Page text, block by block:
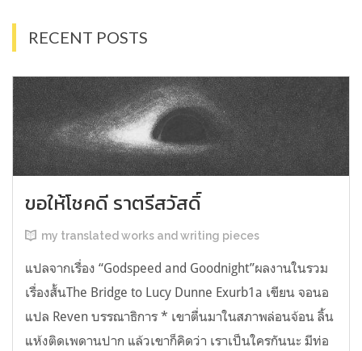
RECENT POSTS
ขอให้โชคดี ราตรีสวัสดิ์
my translated works and writing pieces
แปลจากเรื่อง “Godspeed and Goodnight”ผลงานในรวม
เรื่องสั้นThe Bridge to Lucy Dunne Exurb1a เขียน จอนอ
แปล Reven บรรณาธิการ * เขาตื่นมาในสภาพล่อนจ้อน ลิ้น
แห้งติดเพดานปาก แล้วเขาก็คิดว่า เราเป็นใครกันนะ มีท่อ